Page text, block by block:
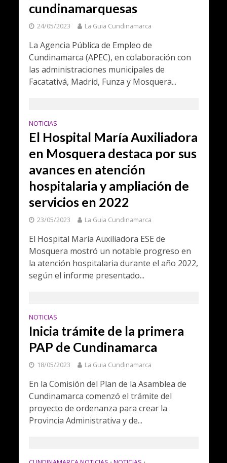
cundinamarquesas
24/05/2023 La Guia Cundinamarca
La Agencia Pública de Empleo de
Cundinamarca (APEC), en colaboración con
las administraciones municipales de
Facatativá, Madrid, Funza y Mosquera...
NOTICIAS
El Hospital María Auxiliadora
en Mosquera destaca por sus
avances en atención
hospitalaria y ampliación de
servicios en 2022
23/05/2023 La Guia Cundinamarca
El Hospital María Auxiliadora ESE de
Mosquera mostró un notable progreso en
la atención hospitalaria durante el año 2022,
según el informe presentado...
NOTICIAS
Inicia trámite de la primera
PAP de Cundinamarca
18/05/2023 La Guia Cundinamarca
En la Comisión del Plan de la Asamblea de
Cundinamarca comenzó el trámite del
proyecto de ordenanza para crear la
Provincia Administrativa y de...